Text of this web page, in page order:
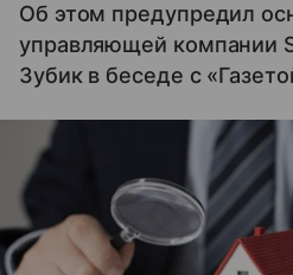
Об этом предупредил
управляющей компании
Зубик в беседе с